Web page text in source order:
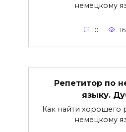
немецкому
0
Репетитор по
языку.
Как найти хорошего
немецкому